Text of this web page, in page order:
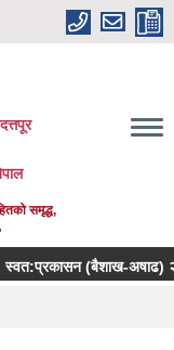
समृद्ध,
(बैशाख-अषाढ) २०८३